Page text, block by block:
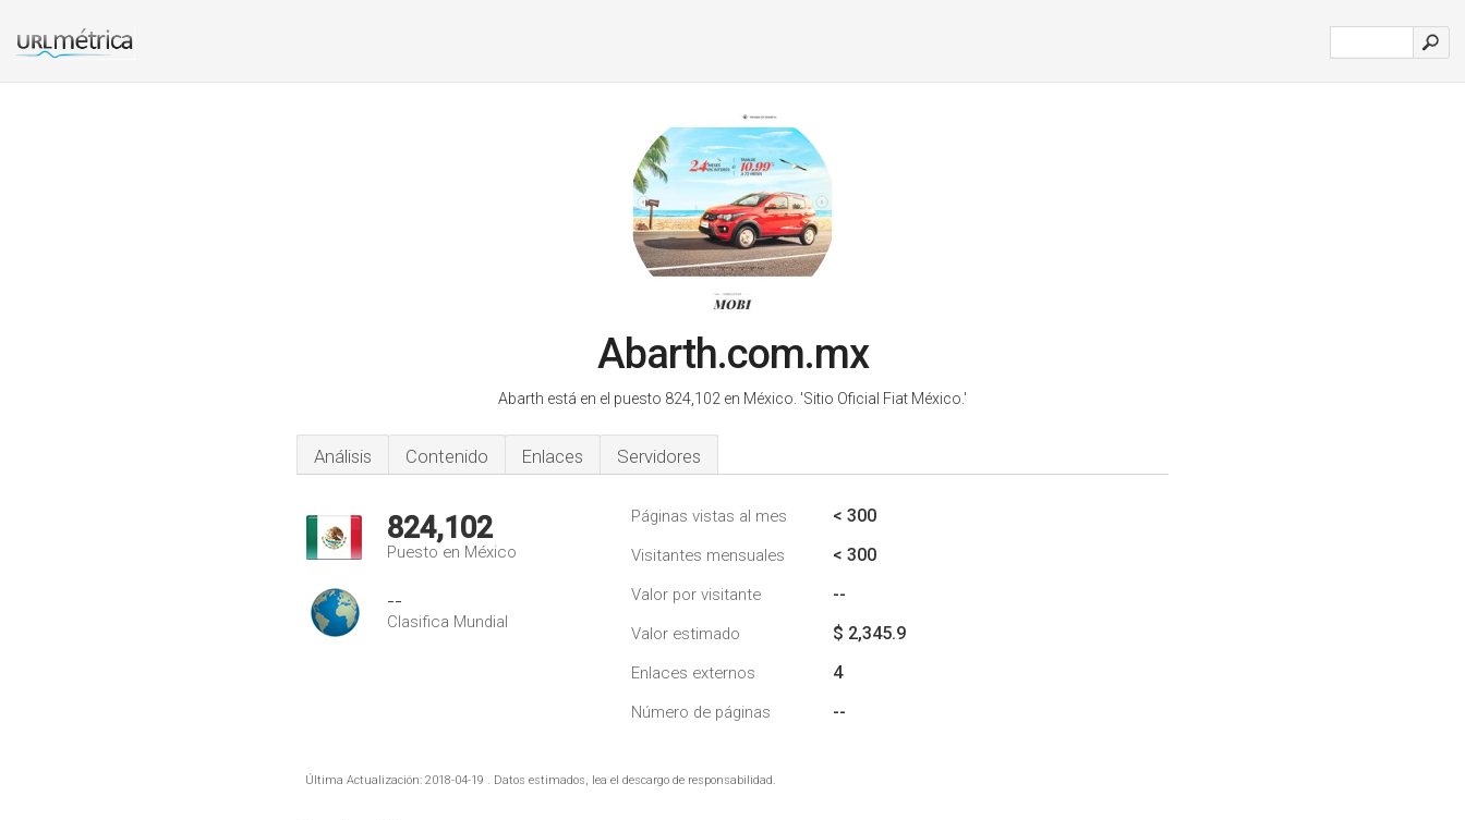
Abarth.com.mx
Abarth está en el puesto 824,102 en México. 'Sitio Oficial Fiat México.'
Análisis Contenido Enlaces Servidores
824,102
Puesto en México
--
Clasifica Mundial
Páginas vistas al mes < 300
Visitantes mensuales < 300
Valor por visitante --
Valor estimado $ 2,345.9
Enlaces externos 4
Número de páginas --
Última Actualización: 2018-04-19 . Datos estimados, lea el descargo de responsabilidad.